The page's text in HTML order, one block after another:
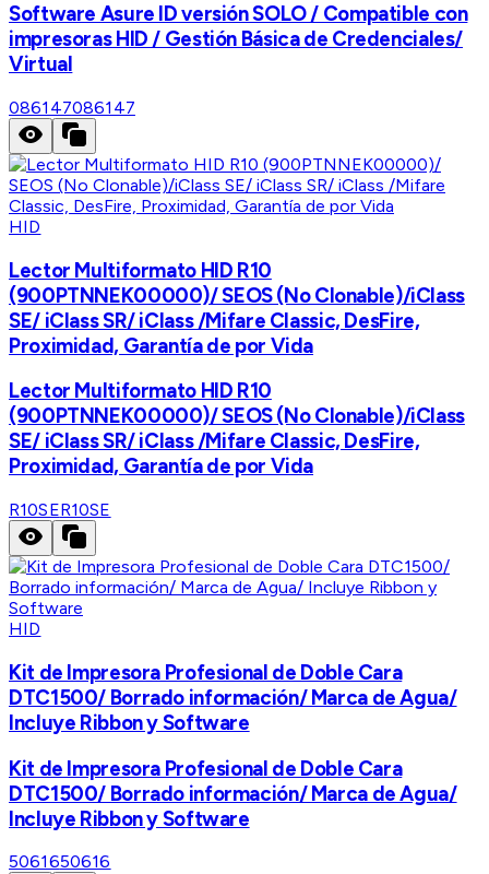
Software Asure ID versión SOLO / Compatible con
impresoras HID / Gestión Básica de Credenciales/
Virtual
086147086147
HID
Lector Multiformato HID R10
(900PTNNEK00000)/ SEOS (No Clonable)/iClass
SE/ iClass SR/ iClass /Mifare Classic, DesFire,
Proximidad, Garantía de por Vida
Lector Multiformato HID R10
(900PTNNEK00000)/ SEOS (No Clonable)/iClass
SE/ iClass SR/ iClass /Mifare Classic, DesFire,
Proximidad, Garantía de por Vida
R10SER10SE
HID
Kit de Impresora Profesional de Doble Cara
DTC1500/ Borrado información/ Marca de Agua/
Incluye Ribbon y Software
Kit de Impresora Profesional de Doble Cara
DTC1500/ Borrado información/ Marca de Agua/
Incluye Ribbon y Software
5061650616